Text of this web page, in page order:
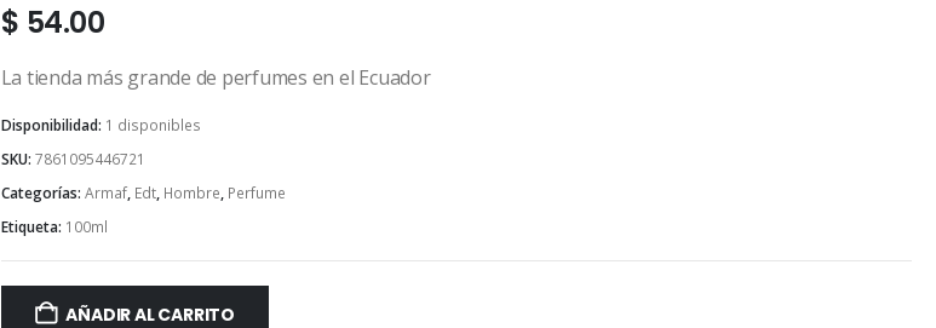
$ 54.00
La tienda más grande de perfumes en el Ecuador
Disponibilidad: 1 disponibles
SKU: 7861095446721
Categorías: Armaf, Edt, Hombre, Perfume
Etiqueta: 100ml
AÑADIR AL CARRITO